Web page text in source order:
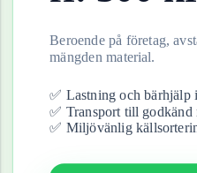
Beroende på företag,
mängden material.
✅ Lastning och bärhjälp
✅ Transport till godkänd
✅ Miljövänlig